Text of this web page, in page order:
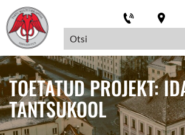
TOETATUD PROJEKT:
TANTSUKOOL